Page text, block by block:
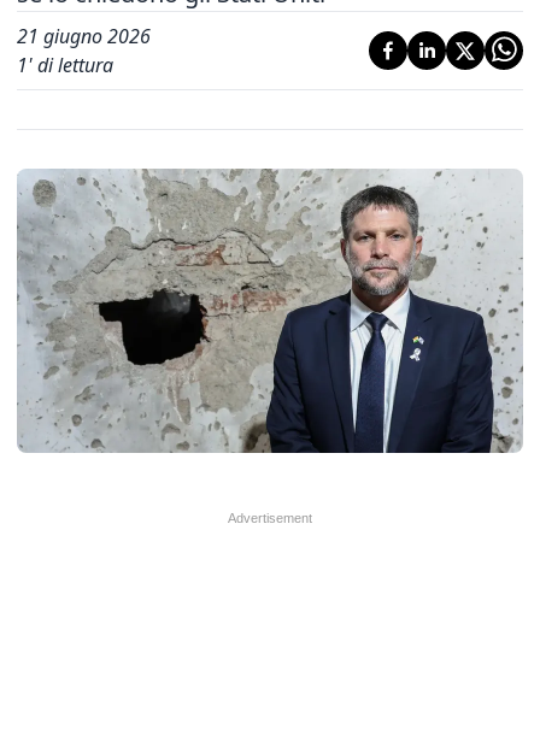
21 giugno 2026
1' di lettura